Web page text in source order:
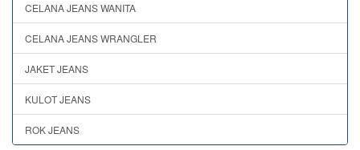
CELANA JEANS WANITA
CELANA JEANS WRANGLER
JAKET JEANS
KULOT JEANS
ROK JEANS